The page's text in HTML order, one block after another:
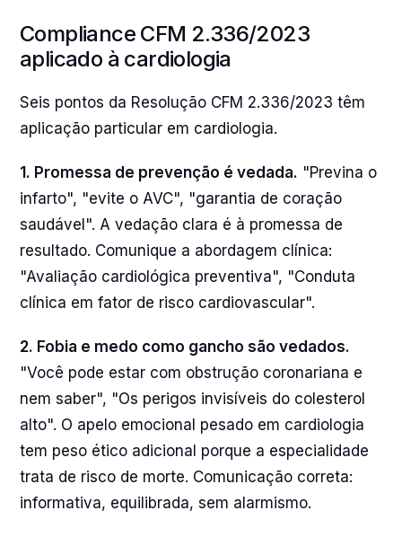
Compliance CFM 2.336/2023
aplicado à cardiologia
Seis pontos da Resolução CFM 2.336/2023 têm
aplicação particular em cardiologia.
1. Promessa de prevenção é vedada. "Previna o
infarto", "evite o AVC", "garantia de coração
saudável". A vedação clara é à promessa de
resultado. Comunique a abordagem clínica:
"Avaliação cardiológica preventiva", "Conduta
clínica em fator de risco cardiovascular".
2. Fobia e medo como gancho são vedados.
"Você pode estar com obstrução coronariana e
nem saber", "Os perigos invisíveis do colesterol
alto". O apelo emocional pesado em cardiologia
tem peso ético adicional porque a especialidade
trata de risco de morte. Comunicação correta:
informativa, equilibrada, sem alarmismo.